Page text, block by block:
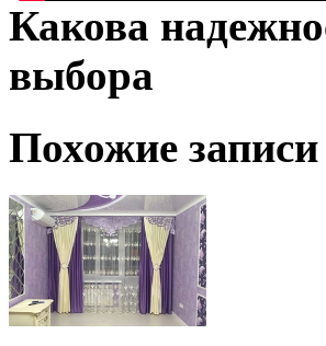
Какова
выбора
Похожие записи